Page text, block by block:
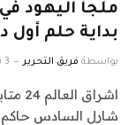
ملجأ اليهود
بداية حلم أول
بواسطة فريق التحرير 3 نوفمبر، 2024
شارل السادس حاكم